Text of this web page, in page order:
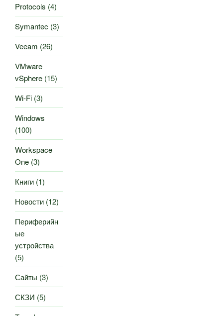
Protocols (4)
Symantec (3)
Veeam (26)
VMware
vSphere (15)
Wi-Fi (3)
Windows
(100)
Workspace
One (3)
Книги (1)
Новости (12)
Периферийн
ые
устройства
(5)
Сайты (3)
СКЗИ (5)